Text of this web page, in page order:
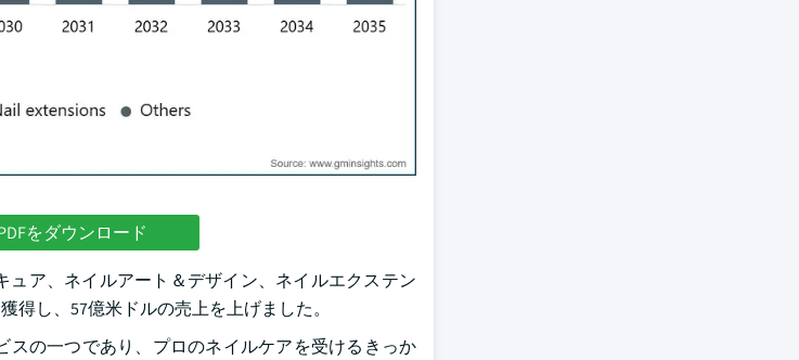
をダウンロード
ア、ネイルアート＆デザイン、ネイルエクステン
得し、57億米ドルの売上を上げました。
の一つであり、プロのネイルケアを受けるきっか